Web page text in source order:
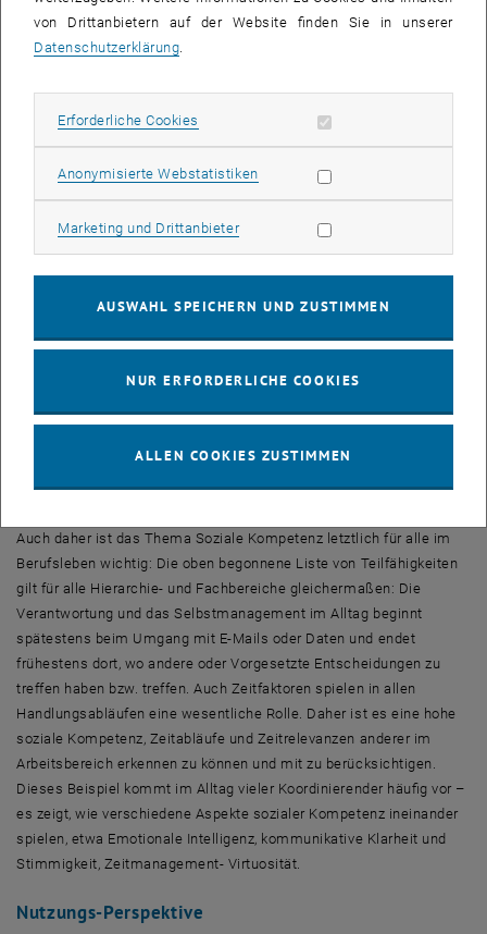
verbessert werden können. Dafür geben
vielfache Anregungen:
Kommunikationsfähigkeit
Vermittlungsfähigkeit
Genderkompetenz
Diversity Kompetenz
logistisches Verständnis
und vieles mehr
Vermögen verstanden, Menschen gut einschätzen, einteilen und
motivieren zu können. Zugleich und darüber hinaus braucht es
Menschen verstehend eingehen zu können und ihre individuellen
Potenziale so anzusprechen, dass sie sowohl dem einzelnen
Auch daher ist das Thema Soziale Kompetenz letztlich für alle im
Berufsleben wichtig: Die oben begonnene Liste von Teilfähigkeiten
gilt für alle Hierarchie- und Fachbereiche gleichermaßen: Die
Verantwortung und das Selbstmanagement im Alltag beginnt
spätestens beim Umgang mit E-Mails oder Daten und endet
frühestens dort, wo andere oder Vorgesetzte Entscheidungen zu
treffen haben bzw. treffen. Auch Zeitfaktoren spielen in allen
Handlungsabläufen eine wesentliche Rolle. Daher ist es eine hohe
soziale Kompetenz, Zeitabläufe und Zeitrelevanzen anderer im
Arbeitsbereich erkennen zu können und mit zu berücksichtigen.
Dieses Beispiel kommt im Alltag vieler Koordinierender häufig vor –
es zeigt, wie verschiedene Aspekte sozialer Kompetenz ineinander
spielen, etwa Emotionale Intelligenz, kommunikative Klarheit und
Stimmigkeit, Zeitmanagement- Virtuosität.
Nutzungs-Perspektive
von Drittanbietern auf der Website finden Sie in unserer
Datenschutzerklärung.
Erforderliche Cookies Erforderliche Cookies zulassen
Anonymisierte WebstatistikenStatistik Cookies zulassen
Marketing und DrittanbieterMarketing Cookies zulassen
AUSWAHL SPEICHERN UND ZUSTIMMEN
NUR ERFORDERLICHE COOKIES
ALLEN COOKIES ZUSTIMMEN